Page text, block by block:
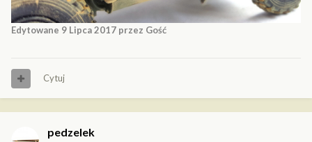
Edytowane 9 Lipca 2017 przez Gość
Cytuj
pedzelek